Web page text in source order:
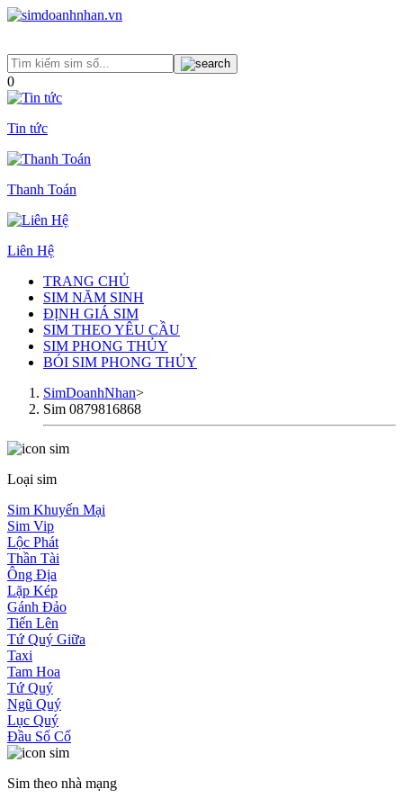
0
Tin tức
Thanh Toán
Liên Hệ
TRANG CHỦ
SIM NĂM SINH
ĐỊNH GIÁ SIM
SIM THEO YÊU CẦU
SIM PHONG THỦY
BÓI SIM PHONG THỦY
SimDoanhNhan>
Sim 0879816868
Loại sim
Sim Khuyến Mại
Sim Vip
Lộc Phát
Thần Tài
Ông Địa
Lặp Kép
Gánh Đảo
Tiến Lên
Tứ Quý Giữa
Taxi
Tam Hoa
Tứ Quý
Ngũ Quý
Lục Quý
Đầu Số Cổ
Sim theo nhà mạng